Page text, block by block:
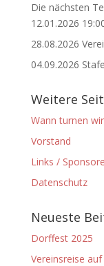
Die nächsten
12.01.2026
28.08.2026
04.09.2026
Weitere
Wann turnen wir
Vorstand
Links /
Datenschutz
Neueste
Dorffest 2025
Vereinsreise